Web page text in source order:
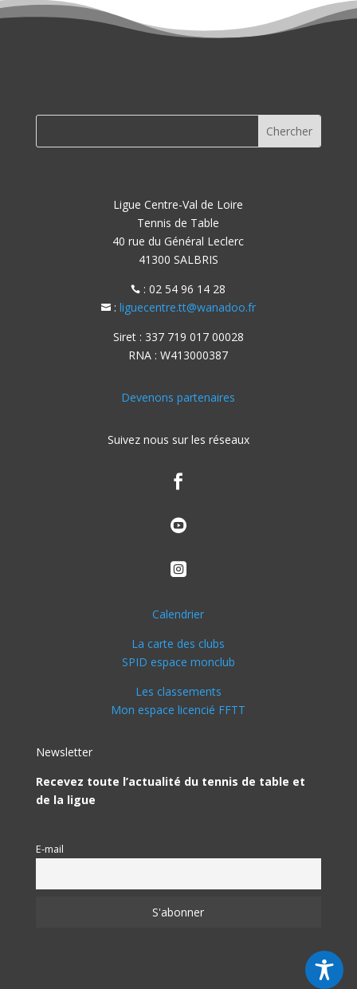
Ligue Centre-Val de Loire
Tennis de Table
40 rue du Général Leclerc
41300 SALBRIS
 : 02 54 96 14 28
: liguecentre.tt@wanadoo.fr
Siret : 337 719 017 00028
RNA : W413000387
Devenons partenaires
Suivez nous sur les réseaux



Calendrier
La carte des clubs
SPID espace monclub
Les classements
Mon espace licencié FFTT
Newsletter
Recevez toute l’actualité du tennis de table et
de la ligue
E-mail